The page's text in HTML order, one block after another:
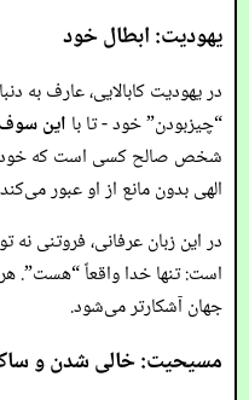
یهودیت: ابطال خود
در یهودیت کابالایی، عارف به
“چیزبودن” خود - تا با این
شخص صالح کسی است که خود
الهی بدون مانع از او عبور
در این زبان عرفانی، فروتنی نه
است: تنها خدا واقعاً “هست”.
جهان آشکارتر می‌شود.
مسیحیت: خالی شدن و